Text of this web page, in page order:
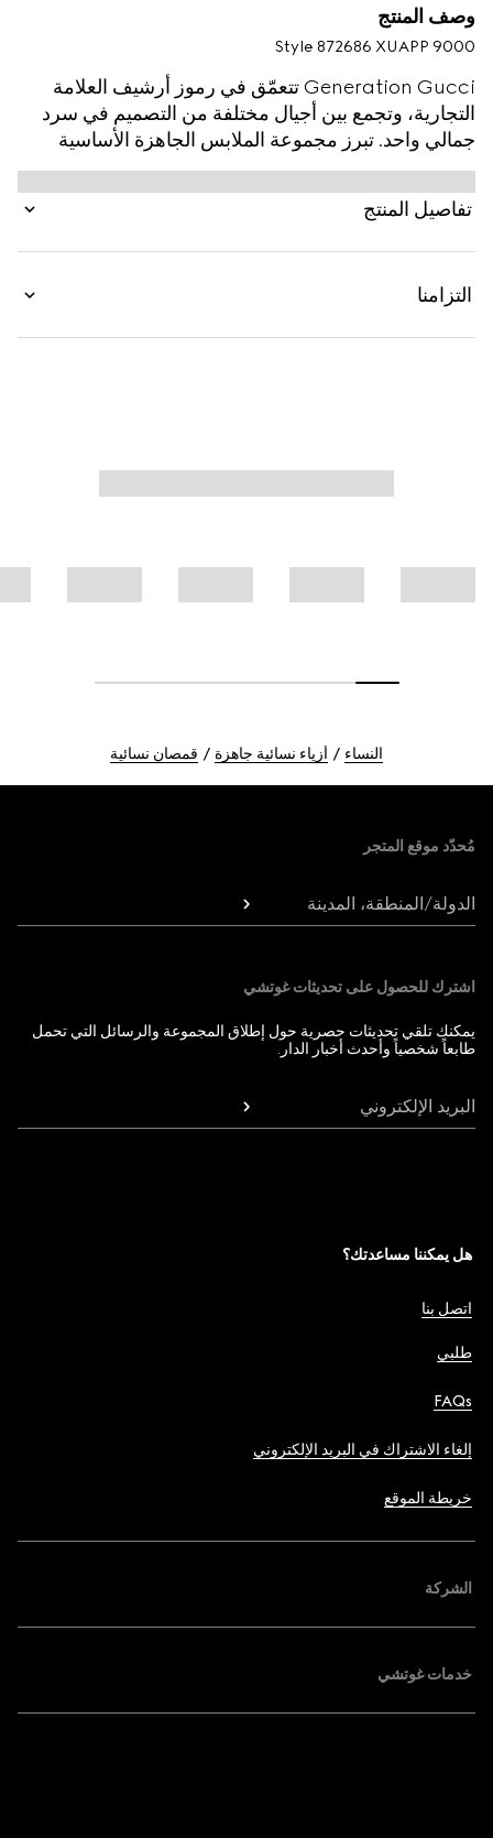
وصف المنتج
Style ‎872686 XUAPP 9000
Generation Gucci تتعمّق في رموز أرشيف العلامة
التجارية، وتجمع بين أجيال مختلفة من التصميم في سرد
جمالي واحد. تبرز مجموعة الملابس الجاهزة الأساسية
القوام المرتفع والتفاصيل المعاصرة. صُنع هذا التي شيرت
من جيرسي كريب الفسكوز، وتم الانتهاء منه بتفصيل
هورسبيت الرمزي على الأشرطة الرفيعة.
تفاصيل المنتج
التزامنا
النساء أزياء نسائية جاهزة قمصان نسائية
مُحدّد موقع المتجر
الدولة/المنطقة، المدينة
اشترك للحصول على تحديثات غوتشي
يمكنك تلقي تحديثات حصرية حول إطلاق المجموعة والرسائل التي تحمل
طابعاً شخصياً وأحدث أخبار الدار.
البريد الإلكتروني
هل يمكننا مساعدتك؟
اتصل بنا
طلبي
FAQs
إلغاء الاشتراك في البريد الإلكتروني
خريطة الموقع
الشركة
خدمات غوتشي